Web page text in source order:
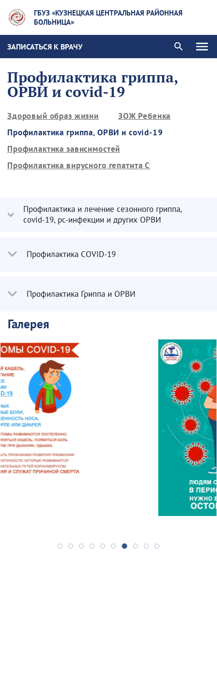
ГБУЗ «КУЗНЕЦКАЯ ЦЕНТРАЛЬНАЯ РАЙОННАЯ
БОЛЬНИЦА»
ЗАПИСАТЬСЯ К ВРАЧУ
Профилактика гриппа,
ОРВИ и covid-19
Здоровый образ жизни
ЗОЖ Ребенка
Профилактика гриппа, ОРВИ и covid-19
Профилактика зависимостей
Профилактика вирусного гепатита С
Профилактика и лечение сезонного гриппа,
covid-19, рс-инфекции и других ОРВИ
Профилактика COVID-19
Профилактика Гриппа и ОРВИ
Галерея